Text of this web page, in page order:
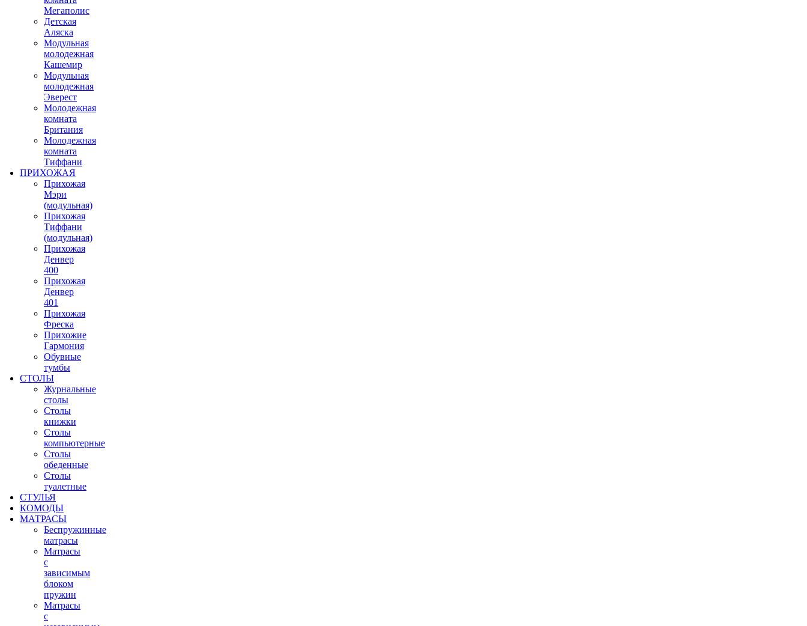
Мегаполис
Детская
Аляска
Модульная
молодежная
Кашемир
Модульная
молодежная
Эверест
Молодежная
комната
Британия
Молодежная
комната
Тиффани
ПРИХОЖАЯ
Прихожая
Мэри
(модульная)
Прихожая
Тиффани
(модульная)
Прихожая
Денвер
400
Прихожая
Денвер
401
Прихожая
Фреска
Прихожие
Гармония
Обувные
тумбы
СТОЛЫ
Журнальные
столы
Столы
книжки
Столы
компьютерные
Столы
обеденные
Столы
туалетные
СТУЛЬЯ
КОМОДЫ
МАТРАСЫ
Беспружинные
матрасы
Матрасы
с
зависимым
блоком
пружин
Матрасы
с